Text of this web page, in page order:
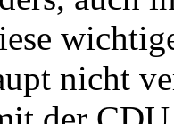
nicht